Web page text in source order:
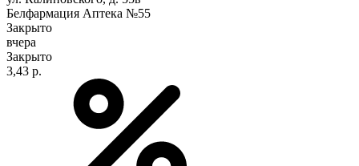
Белфармация Аптека №55
Закрыто
вчера
Закрыто
3,43 р.